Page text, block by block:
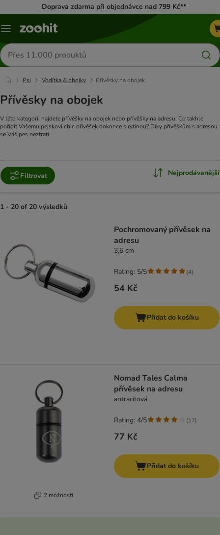
Doprava zdarma při objednávce nad 799 Kč**
Menu
Hledat
produkty
Psi Vodítka & obojky Přívěsky na obojek
Přívěsky na obojek
V této kategorii najdete přívěšky na obojek nebo přívěšky na adresu. Co takhle
pořídit Vašemu pejskovi chic přívěšek dokonce s rytinou? Díky přívěškům s adresou
se Váš pes neztratí.
Filtrovat Nejprodávanější
1 - 20 of 20 výsledků
Pochromovaný přívěsek na
adresu
3,6 cm
54 Kč
Rating: 5/5 (4)
Přidat do košíku
2 možností
Nomad Tales Calma
přívěsek na adresu
antracitová
77 Kč
Rating: 4/5 (17)
Přidat do košíku